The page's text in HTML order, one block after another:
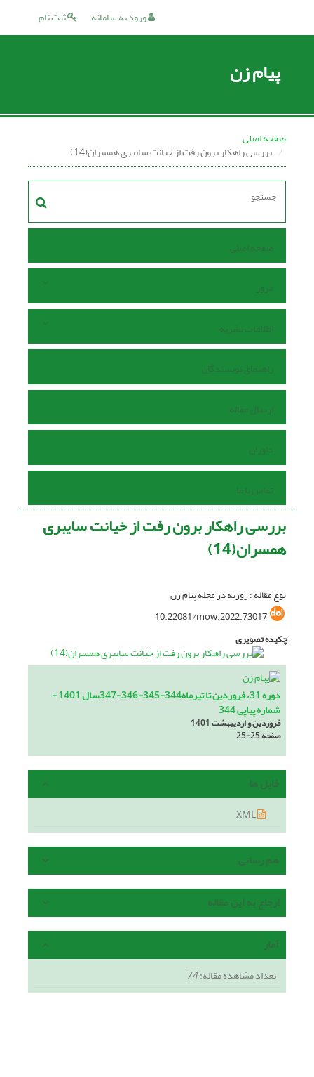
ثبت نام ورود به سامانه
پیام زن
صفحه اصلی
بررسی راهکار برون رفت از خیانت سایبری همسران(14)
صفحه اصلی
مرور
اطلاعات نشریه
راهنمای نویسندگان
ارسال مقاله
داوران
تماس با ما
بررسی راهکار برون رفت از خیانت سایبری
همسران(14)
نوع مقاله : روزنه در مجله پیام زن
10.22081/mow.2022.73017
چکیده تصویری
دوره 31، فروردین تا تیرماه344-345-346-347سال 1401 -
شماره پیاپی 344
فروردین و اردیبهشت 1401
صفحه25-25
فایل ها
هم رسانی
ارجاع به این مقاله
آمار
تعداد مشاهده مقاله:74